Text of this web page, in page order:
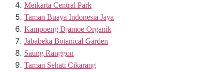
Meikarta Central Park
Taman Buaya Indonesia Jaya
Kampoeng Djamoe Organik
Jababeka Botanical Garden
Saung Ranggon
Taman Sehati Cikarang